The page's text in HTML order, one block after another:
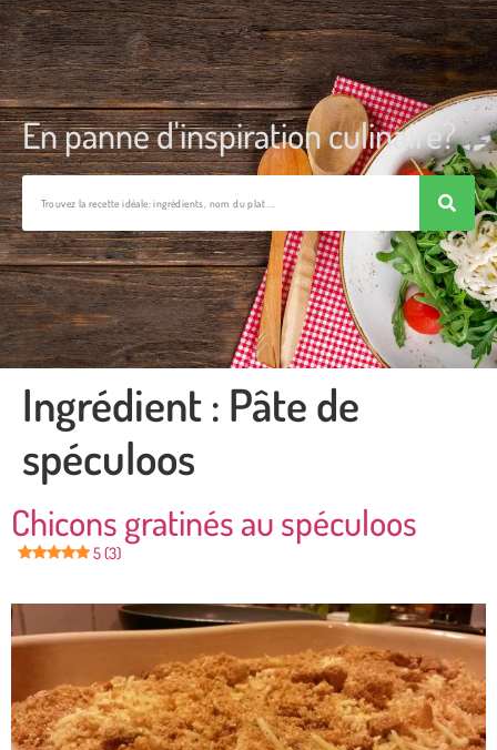
En panne d'inspiration culinaire?
Ingrédient : Pâte de
spéculoos
Chicons gratinés au spéculoos
5 (3)